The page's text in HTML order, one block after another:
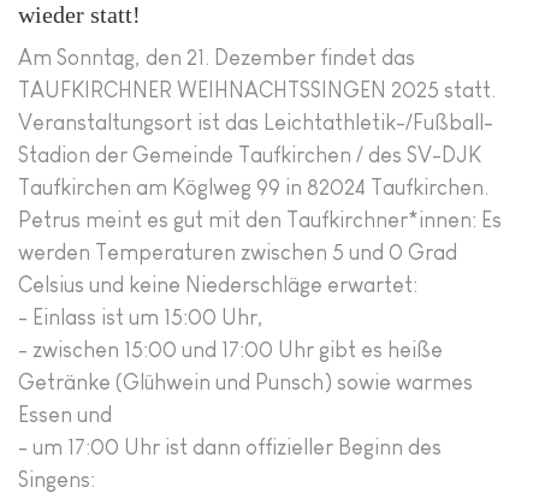
wieder statt!
Am Sonntag, den 21. Dezember findet das
TAUFKIRCHNER WEIHNACHTSSINGEN 2025 statt.
Veranstaltungsort ist das Leichtathletik-/Fußball-
Stadion der Gemeinde Taufkirchen / des SV-DJK
Taufkirchen am Köglweg 99 in 82024 Taufkirchen.
Petrus meint es gut mit den Taufkirchner*innen: Es
werden Temperaturen zwischen 5 und 0 Grad
Celsius und keine Niederschläge erwartet:
- Einlass ist um 15:00 Uhr,
- zwischen 15:00 und 17:00 Uhr gibt es heiße
Getränke (Glühwein und Punsch) sowie warmes
Essen und
- um 17:00 Uhr ist dann offizieller Beginn des
Singens: